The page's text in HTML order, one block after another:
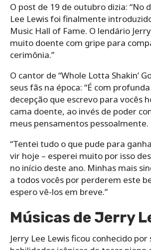
O post de 19 de outubro dizia: “No
Lee Lewis foi finalmente
Music Hall of Fame. O lendário
muito doente com gripe para
cerimônia.”
O cantor de “Whole Lotta Shakin’
seus fãs na época: “É com
decepção que escrevo para vocês
cama doente, ao invés de poder
meus pensamentos pessoalmente.
“Tentei tudo o que pude para
vir hoje – esperei muito por isso
no início deste ano. Minhas mais
a todos vocês por perderem este
espero vê-los em breve.”
Músicas de Jerry
Jerry Lee Lewis ficou conhecido por